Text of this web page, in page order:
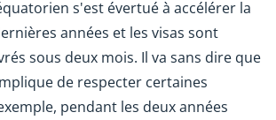
s'est évertué à accélérer la
années et les visas sont
sous deux mois. Il va sans dire que
de respecter certaines
pendant les deux années